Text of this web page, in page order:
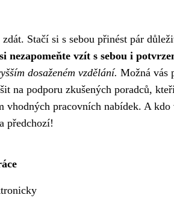
Stačí si s sebou přinést pár
nezapomeňte vzít s sebou i
dosaženém vzdělání. Možná vás
na podporu zkušených poradců,
vhodných pracovních nabídek. A kdo
předchozí!